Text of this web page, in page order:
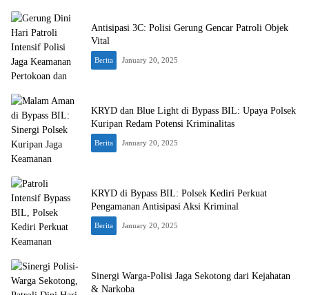
Antisipasi 3C: Polisi Gerung Gencar Patroli Objek
Vital
Berita January 20, 2025
KRYD dan Blue Light di Bypass BIL: Upaya Polsek
Kuripan Redam Potensi Kriminalitas
Berita January 20, 2025
KRYD di Bypass BIL: Polsek Kediri Perkuat
Pengamanan Antisipasi Aksi Kriminal
Berita January 20, 2025
Sinergi Warga-Polisi Jaga Sekotong dari Kejahatan
& Narkoba